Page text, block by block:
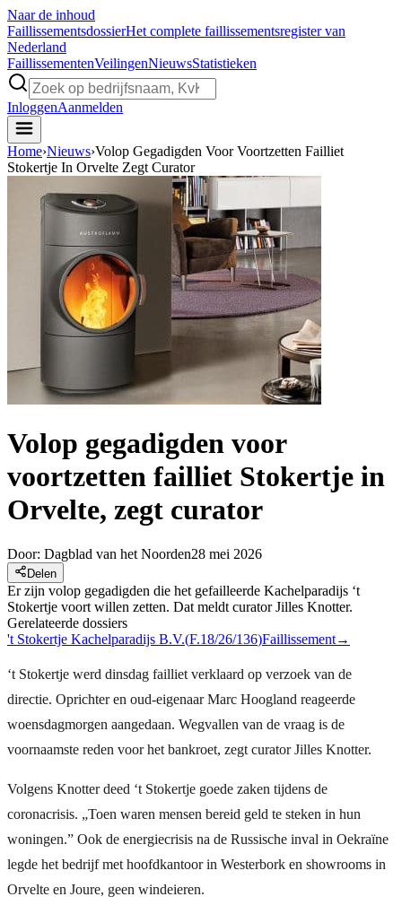
Naar de inhoud
FaillissementsdossierHet complete faillissementsregister van
Nederland
FaillissementenVeilingenNieuwsStatistieken
InloggenAanmelden
Home›Nieuws›Volop Gegadigden Voor Voortzetten Failliet
Stokertje In Orvelte Zegt Curator
Volop gegadigden voor
voortzetten failliet Stokertje in
Orvelte, zegt curator
Door: Dagblad van het Noorden28 mei 2026
Delen
Er zijn volop gegadigden die het gefailleerde Kachelparadijs ‘t
Stokertje voort willen zetten. Dat meldt curator Jilles Knotter.
Gerelateerde dossiers
't Stokertje Kachelparadijs B.V.(F.18/26/136)Faillissement→
‘t Stokertje werd dinsdag failliet verklaard op verzoek van de
directie. Oprichter en oud-eigenaar Marc Hoogland reageerde
woensdagmorgen aangedaan. Wegvallen van de vraag is de
voornaamste reden voor het bankroet, zegt curator Jilles Knotter.
Volgens Knotter deed ‘t Stokertje goede zaken tijdens de
coronacrisis. „Toen waren mensen bereid geld te steken in hun
woningen.” Ook de energiecrisis na de Russische inval in Oekraïne
legde het bedrijf met hoofdkantoor in Westerbork en showrooms in
Orvelte en Joure, geen windeieren.